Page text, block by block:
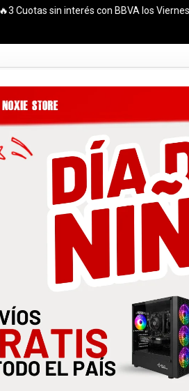
sin interés con BBVA los Viernes y
GABINETES
el pais. ¡ Envios en el dia (CABA y Al
GRATIS A TODO EL PAÍS CON